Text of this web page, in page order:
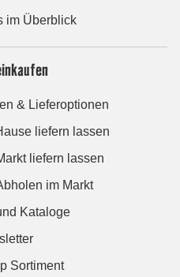
im Überblick
& Lieferoptionen
liefern lassen
liefern lassen
im Markt
Kataloge
Sortiment